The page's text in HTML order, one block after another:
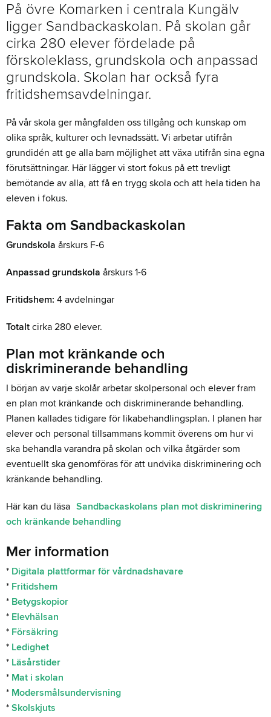
På övre Komarken i centrala Kungälv
ligger Sandbackaskolan. På skolan går
cirka 280 elever fördelade på
förskoleklass, grundskola och anpassad
grundskola. Skolan har också fyra
fritidshemsavdelningar.
På vår skola ger mångfalden oss tillgång och kunskap om
olika språk, kulturer och levnadssätt. Vi arbetar utifrån
grundidén att ge alla barn möjlighet att växa utifrån sina egna
förutsättningar. Här lägger vi stort fokus på ett trevligt
bemötande av alla, att få en trygg skola och att hela tiden ha
eleven i fokus.
Fakta om Sandbackaskolan
Grundskola årskurs F-6
Anpassad grundskola årskurs 1-6
Fritidshem: 4 avdelningar
Totalt cirka 280 elever.
Plan mot kränkande och
diskriminerande behandling
I början av varje skolår arbetar skolpersonal och elever fram
en plan mot kränkande och diskriminerande behandling.
Planen kallades tidigare för likabehandlingsplan. I planen har
elever och personal tillsammans kommit överens om hur vi
ska behandla varandra på skolan och vilka åtgärder som
eventuellt ska genomföras för att undvika diskriminering och
kränkande behandling.
Här kan du läsa Sandbackaskolans plan mot diskriminering
och kränkande behandling
Mer information
* Digitala plattformar för vårdnadshavare
* Fritidshem
* Betygskopior
* Elevhälsan
* Försäkring
* Ledighet
* Läsårstider
* Mat i skolan
* Modersmålsundervisning
* Skolskjuts